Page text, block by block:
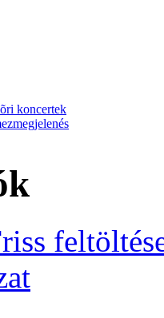
koncertek